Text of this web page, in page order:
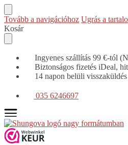
Tovább a navigációhoz Ugrás a
Kosár
Ingyenes szállítás 99 €-tól
Biztonságos fizetés iDeal,
14 napon belüli visszaküldés
035 6246697